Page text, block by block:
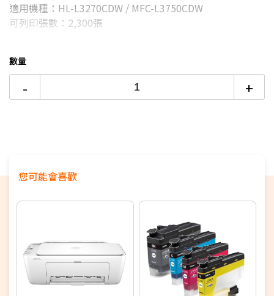
12期 $284 18家銀行/業者
更多信用卡分期0利率滿額享回饋
適用機種：HL-L3270CDW / MFC-L3750CDW
可列印張數：2,300張
數量
- +
您可能會喜歡